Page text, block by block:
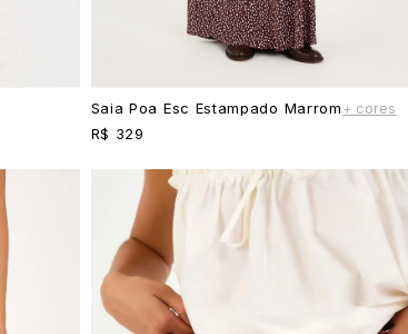
Saia Poa Esc Estampado Marrom + cores
R$ 329